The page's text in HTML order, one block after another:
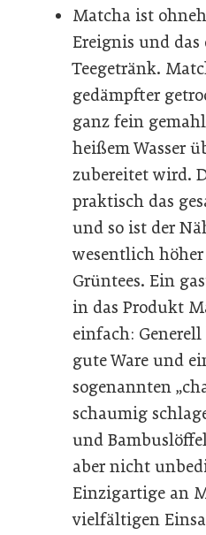
Matcha ist
Ereignis und das
Teegetränk.
gedämpfter
ganz fein
heißem Wasser
zubereitet wird.
praktisch das
und so ist der
wesentlich
Grüntees. Ein
in das Produkt
einfach:
gute Ware und
sogenannten
schaumig
und
aber nicht
Einzigartige an
vielfältigen